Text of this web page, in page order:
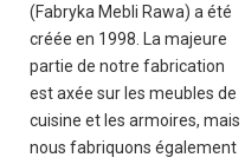
(Fabryka Mebli Rawa) a été
créée en 1998. La majeure
partie de notre fabrication
est axée sur les meubles de
cuisine et les armoires, mais
nous fabriquons également